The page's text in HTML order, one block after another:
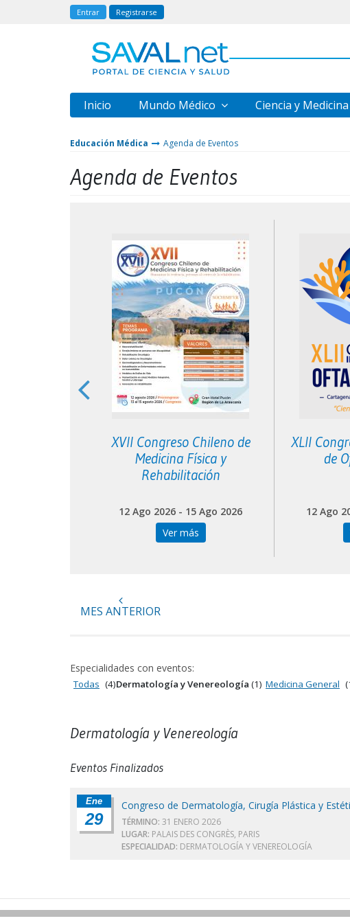
Entrar Registrarse
Inicio Mundo Médico Ciencia y Medicina
Educación Médica Agenda de Eventos
Agenda de Eventos
XVII Congreso Chileno de
Medicina Física y
Rehabilitación
12 Ago 2026 - 15 Ago 2026
Ver más
XLII
de
12 Ago
MES ANTERIOR
Especialidades con eventos:
Todas (4)Dermatología y Venereología (1) Medicina General
Dermatología y Venereología
Eventos Finalizados
Ene
29
Congreso de Dermatología, Cirugía Plástica y
TÉRMINO: 31 ENERO 2026
LUGAR: PALAIS DES CONGRÈS, PARIS
ESPECIALIDAD: DERMATOLOGÍA Y VENEREOLOGÍA